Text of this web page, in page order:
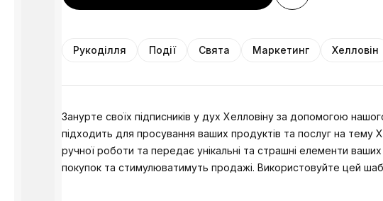
Рукоділля Події Свята Маркетинг Хелловін
Занурте своїх підписників у дух Хелловіну за допомогою
підходить для просування ваших продуктів та послуг на
ручної роботи та передає унікальні та страшні елементи
покупок та стимулюватимуть продажі. Використовуйте цей